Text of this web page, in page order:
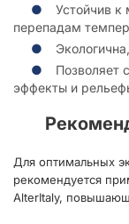
Устойчив к
перепадам
Позволяет
эффекты и
Для оптимальных
рекомендуется
AlterItaly,